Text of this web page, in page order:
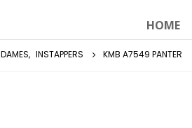
HOME
DAMES, INSTAPPERS KMB A7549 PANTER